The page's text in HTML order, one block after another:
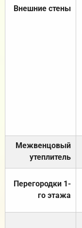
Внешние стены
Межвенцовый
утеплитель
Перегородки 1-
го этажа